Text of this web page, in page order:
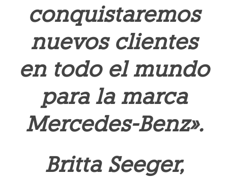
conquistaremos
nuevos clientes
en todo el mundo
para la marca
Mercedes-Benz».
Britta Seeger,